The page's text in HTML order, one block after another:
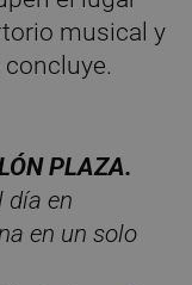
musical y
ÓN PLAZA.
día en
en un solo